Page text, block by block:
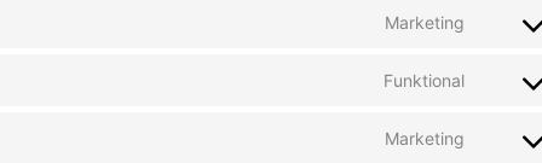
Marketing
Funktional
Marketing